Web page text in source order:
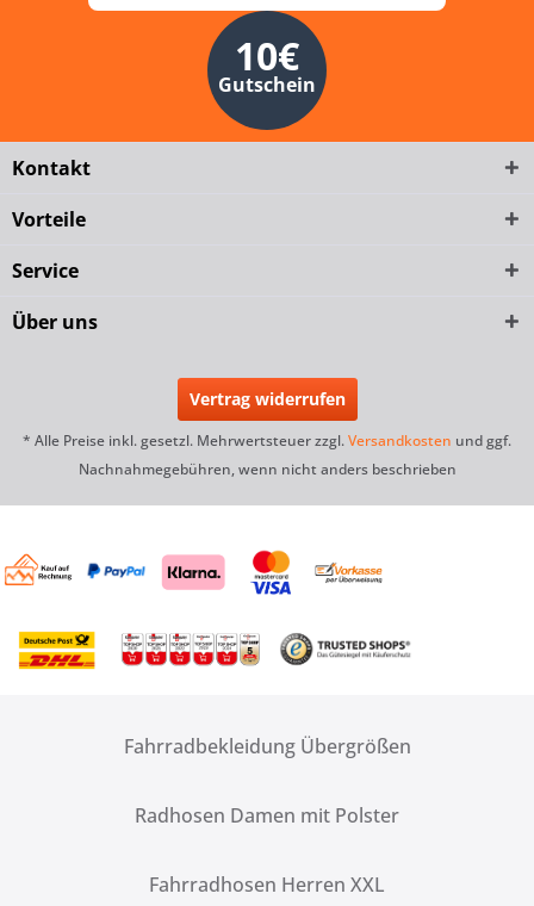
10€
Gutschein
Kontakt
Vorteile
Service
Über uns
Vertrag widerrufen
* Alle Preise inkl. gesetzl. Mehrwertsteuer zzgl.Versandkosten und ggf.
Nachnahmegebühren, wenn nicht anders beschrieben
Fahrradbekleidung Übergrößen
Radhosen Damen mit Polster
Fahrradhosen Herren XXL